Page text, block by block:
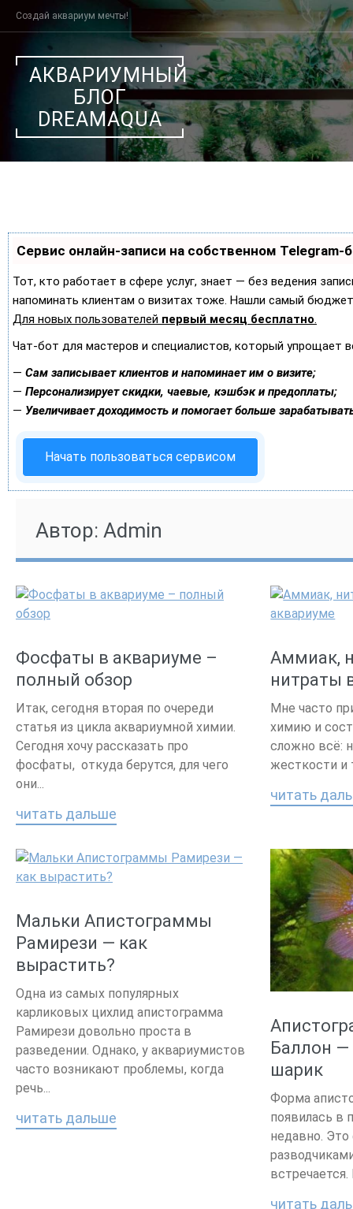
Перейти
к
содержанию
Создай аквариум мечты!
АКВАРИУМНЫЙ
БЛОГ
DREAMAQUA
Сервис онлайн-записи на собственном Telegram-
Тот, кто работает в сфере услуг, знает — без ведения
напоминать клиентам о визитах тоже. Нашли самый
Для новых пользователей первый месяц бесплатно.
Чат-бот для мастеров и специалистов, который упрощает
— Сам записывает клиентов и напоминает им о визите;
— Персонализирует скидки, чаевые, кэшбэк и предоплаты;
— Увеличивает доходимость и помогает больше
Начать пользоваться сервисом
Автор: Admin
Фосфаты в аквариуме –
полный обзор
Итак, сегодня вторая по очереди
статья из цикла аквариумной химии.
Сегодня хочу рассказать про
фосфаты, откуда берутся, для чего
они...
читать дальше
Аммиак,
нитраты
Мне часто
химию и
сложно всё:
жесткости и
читать
Мальки Апистограммы
Рамирези — как
вырастить?
Одна из самых популярных
карликовых цихлид апистограмма
Рамирези довольно проста в
разведении. Однако, у аквариумистов
часто возникают проблемы, когда
речь...
читать дальше
Баллон
шарик
Форма
появилась в
недавно.
читать